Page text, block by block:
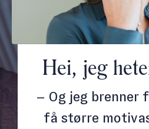
Hei, jeg
– Og jeg brenner
få større